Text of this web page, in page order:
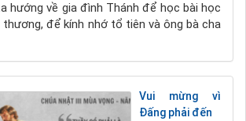
hướng về gia đình Thánh để học bài học
thương, để kính nhớ tổ tiên và ông bà cha
Vui mừng vì
Đấng phải đến